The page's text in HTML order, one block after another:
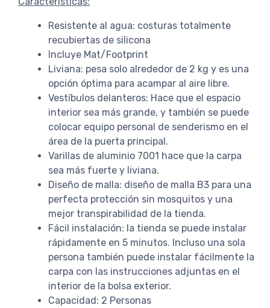
Resistente al agua: costuras totalmente
recubiertas de silicona
Incluye Mat/Footprint
Liviana: pesa solo alrededor de 2 kg y es una
opción óptima para acampar al aire libre.
Vestíbulos delanteros: Hace que el espacio
interior sea más grande, y también se puede
colocar equipo personal de senderismo en el
área de la puerta principal.
Varillas de aluminio 7001 hace que la carpa
sea más fuerte y liviana.
Diseño de malla: diseño de malla B3 para una
perfecta protección sin mosquitos y una
mejor transpirabilidad de la tienda.
Fácil instalación: la tienda se puede instalar
rápidamente en 5 minutos. Incluso una sola
persona también puede instalar fácilmente la
carpa con las instrucciones adjuntas en el
interior de la bolsa exterior.
Capacidad: 2 Personas